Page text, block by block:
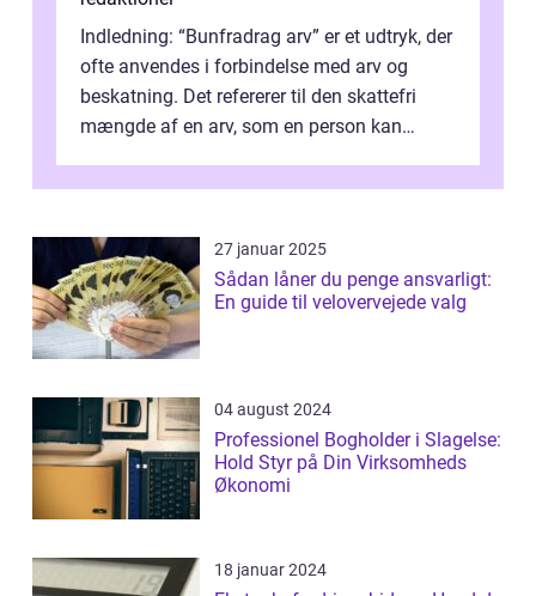
Indledning: “Bunfradrag arv” er et udtryk, der
ofte anvendes i forbindelse med arv og
beskatning. Det refererer til den skattefri
mængde af en arv, som en person kan
27 januar 2025
Sådan låner du penge ansvarligt:
En guide til velovervejede valg
04 august 2024
Professionel Bogholder i Slagelse:
Hold Styr på Din Virksomheds
Økonomi
18 januar 2024